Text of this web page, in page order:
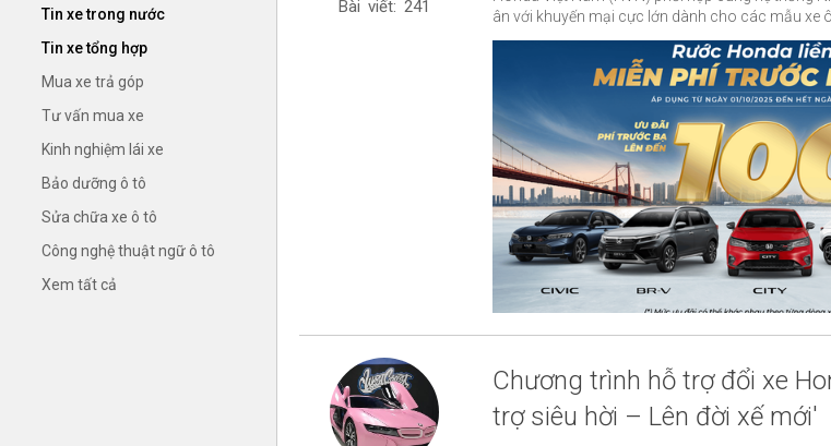
Tin xe trong nước
Tin xe tổng hợp
Mua xe trả góp
Tư vấn mua xe
Kinh nghiệm lái xe
Bảo dưỡng ô tô
Sửa chữa xe ô tô
Công nghệ thuật ngữ ô tô
Xem tất cả
Bài viết: 241
ân với khuyến mại cực lớn dành cho các mẫu xe
đây, chương trình khuyến mại diễn ra từ ngày 01
31 tháng 10 năm 2025.
Chương trình hỗ trợ đổi xe
trợ siêu hời – Lên đời xế mới'